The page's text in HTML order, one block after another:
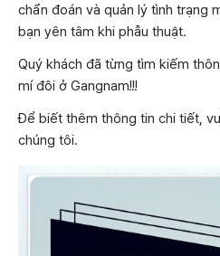
chẩn đoán và quản lý tình trạng
bạn yên tâm khi phẫu thuật.
Quý khách đã từng tìm kiếm
mí đôi ở Gangnam!!!
Để biết thêm thông tin chi tiết,
chúng tôi.